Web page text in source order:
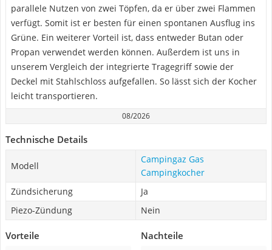
parallele Nutzen von zwei Töpfen, da er über zwei Flammen
verfügt. Somit ist er besten für einen spontanen Ausflug ins
Grüne. Ein weiterer Vorteil ist, dass entweder Butan oder
Propan verwendet werden können. Außerdem ist uns in
unserem Vergleich der integrierte Tragegriff sowie der
Deckel mit Stahlschloss aufgefallen. So lässt sich der Kocher
leicht transportieren.
08/2026
Technische Details
Modell
Campingaz Gas
Campingkocher
Zündsicherung
Ja
Piezo-Zündung
Nein
Vorteile Nachteile